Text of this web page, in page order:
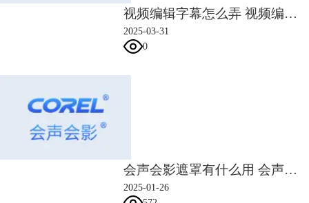
如图5所示，通过以上三个关键帧，制作了遮罩从左移动到右的动作。如
果是普通帧的话，需要绘制24张遮罩变化的图，而通过关键帧，只需要绘
视频编辑字幕怎么弄 视频编辑字幕怎么去除
2025-03-31
0
会声会影遮罩有什么用 会声会影遮罩怎么用
2025-01-26